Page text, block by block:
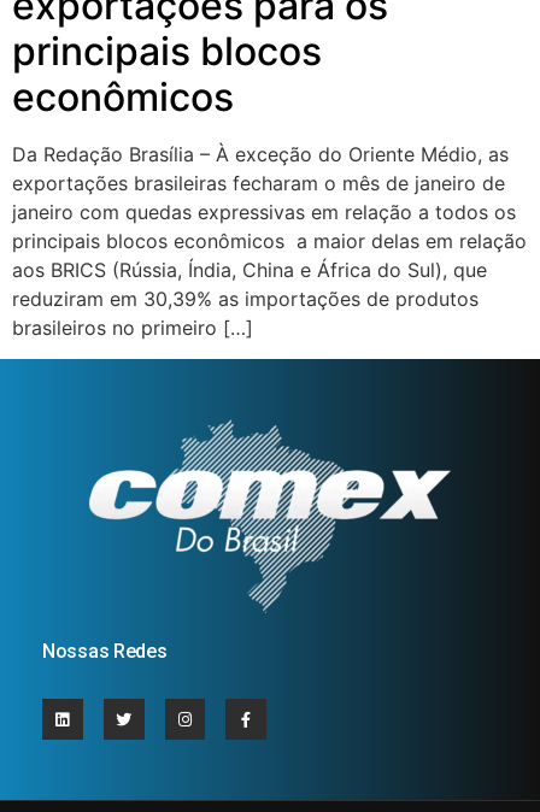
principais blocos
econômicos
Da Redação Brasília – À exceção do Oriente Médio, as
exportações brasileiras fecharam o mês de janeiro de
janeiro com quedas expressivas em relação a todos os
principais blocos econômicos a maior delas em relação
aos BRICS (Rússia, Índia, China e África do Sul), que
reduziram em 30,39% as importações de produtos
brasileiros no primeiro […]
Nossas Redes